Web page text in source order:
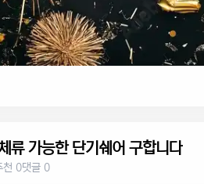
류 가능한 단기쉐어 구합니다
천 0댓글 0